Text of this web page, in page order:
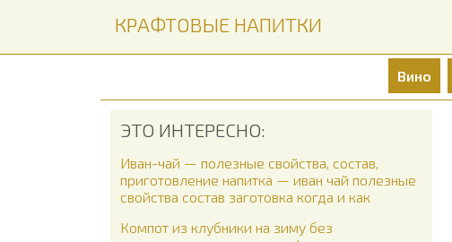
КРАФТОВЫЕ НАПИТКИ
Вино
ЭТО ИНТЕРЕСНО:
Иван-чай — полезные свойства, состав,
приготовление напитка — иван чай полезные
свойства состав заготовка когда и как
Компот из клубники на зиму без